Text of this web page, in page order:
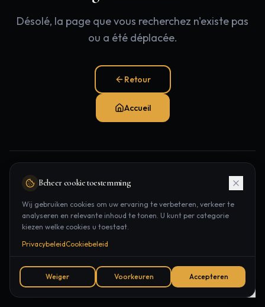
Désolé, la page que vous recherchez n'existe pas
ou a été déplacée.
Retour
Accueil
Traitements Épilation laser
Contact
Rendez-vous
Beheer cookie toestemming
Wij gebruiken cookies om uw ervaring te verbeteren, verkeer te
analyseren en relevante inhoud te tonen. U kunt per categorie
kiezen welke cookies u toestaat.
PrivacybeleidCookiebeleid
Weiger Voorkeuren Accepteren